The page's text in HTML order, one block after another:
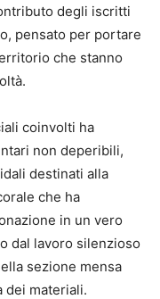
degli iscritti
pensato per portare
che stanno
coinvolti ha
non deperibili,
destinati alla
che ha
in un vero
dal lavoro silenzioso
sezione mensa
dei materiali.